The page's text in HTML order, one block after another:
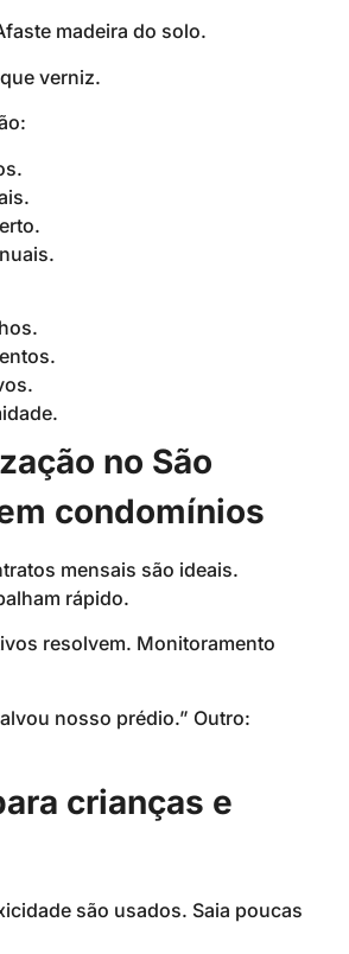
madeira do solo.
verniz.
no São
condomínios
mensais são ideais.
rápido.
resolvem. Monitoramento
nosso prédio.” Outro:
crianças e
são usados. Saia poucas